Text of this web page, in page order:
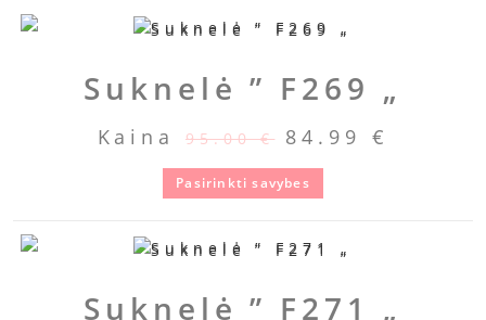
Suknelė ” F269 „
Kaina 95.00€ 84.99 €
Pasirinkti savybes
Suknelė ” F271 „